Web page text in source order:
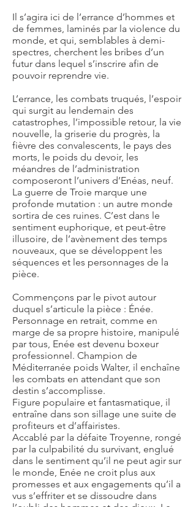
Il s’agira ici de l’errance d’hommes et
de femmes, laminés par la violence du
monde, et qui, semblables à demi-
spectres, cherchent les bribes d’un
futur dans lequel s’inscrire afin de
pouvoir reprendre vie.
L’errance, les combats truqués, l’espoir
qui surgit au lendemain des
catastrophes, l’impossible retour, la vie
nouvelle, la griserie du progrès, la
fièvre des convalescents, le pays des
morts, le poids du devoir, les
méandres de l’administration
composeront l’univers d’Enéas, neuf.
La guerre de Troie marque une
profonde mutation : un autre monde
sortira de ces ruines. C’est dans le
sentiment euphorique, et peut-être
illusoire, de l’avènement des temps
nouveaux, que se développent les
séquences et les personnages de la
pièce.
Commençons par le pivot autour
duquel s’articule la pièce : Énée.
Personnage en retrait, comme en
marge de sa propre histoire, manipulé
par tous, Enée est devenu boxeur
professionnel. Champion de
Méditerranée poids Walter, il enchaîne
les combats en attendant que son
destin s’accomplisse.
Figure populaire et fantasmatique, il
entraîne dans son sillage une suite de
profiteurs et d’affairistes.
Accablé par la défaite Troyenne, rongé
par la culpabilité du survivant, englué
dans le sentiment qu’il ne peut agir sur
le monde, Enée ne croit plus aux
promesses et aux engagements qu’il a
vus s’effriter et se dissoudre dans